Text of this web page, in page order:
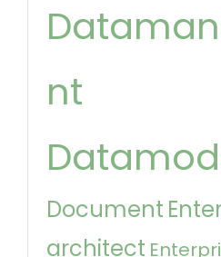
nt
Document
architect